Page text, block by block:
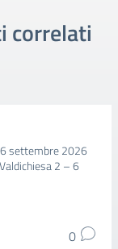
correlati
settembre 2026
2 – 6
0